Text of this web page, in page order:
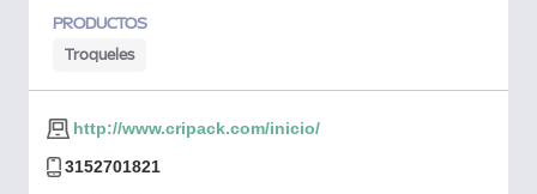
PRODUCTOS
Troqueles
http://www.cripack.com/inicio/
3152701821